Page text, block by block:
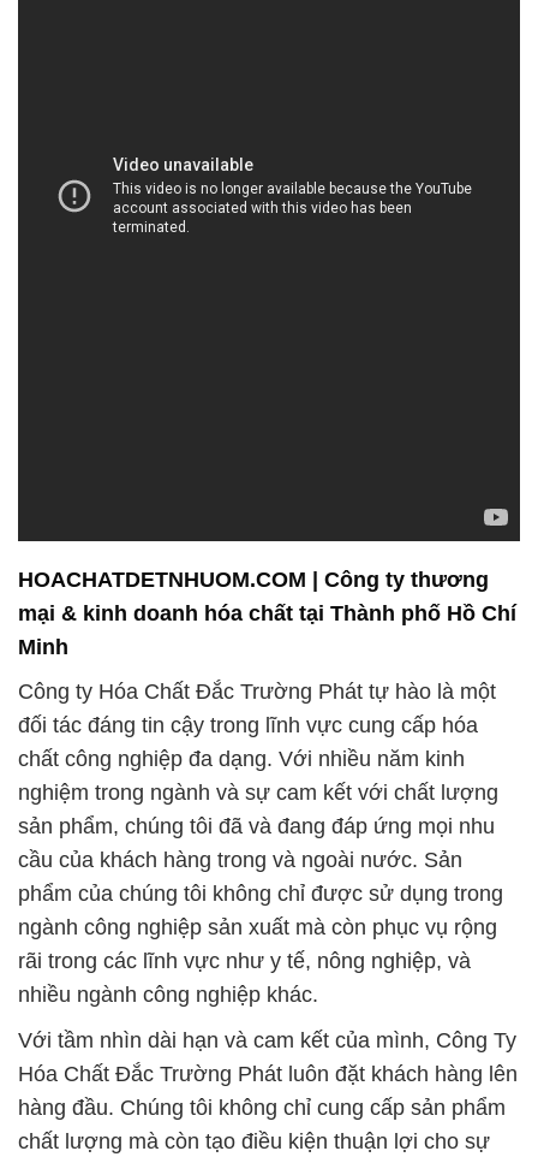
HOACHATDETNHUOM.COM | Công ty thương
mại & kinh doanh hóa chất tại Thành phố Hồ Chí
Minh
Công ty Hóa Chất Đắc Trường Phát tự hào là một
đối tác đáng tin cậy trong lĩnh vực cung cấp hóa
chất công nghiệp đa dạng. Với nhiều năm kinh
nghiệm trong ngành và sự cam kết với chất lượng
sản phẩm, chúng tôi đã và đang đáp ứng mọi nhu
cầu của khách hàng trong và ngoài nước. Sản
phẩm của chúng tôi không chỉ được sử dụng trong
ngành công nghiệp sản xuất mà còn phục vụ rộng
rãi trong các lĩnh vực như y tế, nông nghiệp, và
nhiều ngành công nghiệp khác.
Với tầm nhìn dài hạn và cam kết của mình, Công Ty
Hóa Chất Đắc Trường Phát luôn đặt khách hàng lên
hàng đầu. Chúng tôi không chỉ cung cấp sản phẩm
chất lượng mà còn tạo điều kiện thuận lợi cho sự